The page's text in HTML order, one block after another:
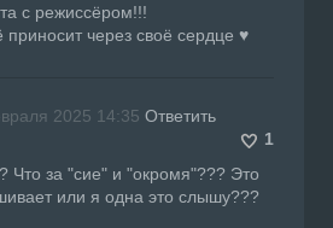
с режиссёром!!!
через своё сердце ♥
2025 14:35 Ответить
1
Что за "сие" и "окромя"??? Это
или я одна это слышу???